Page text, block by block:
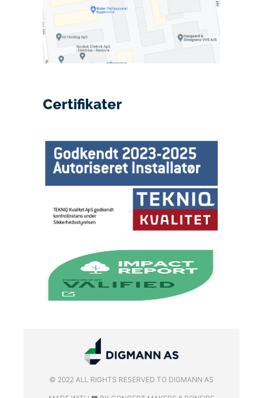
Certifikater
© 2022 ALL RIGHTS RESERVED​ TO DIGMANN AS